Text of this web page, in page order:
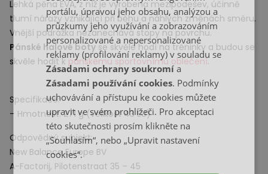
Lehká pěnaEVA, z níž je vyrobena mezipodešev, účinně
tlumí nárazy vznikající při běhu a náhlých změnách směru.
Vnější podrážka nezanechává stopy na povrchu.
Pánské halové botyse skvěle hodí na tréninky a budou se
skvěle hodit kpánskému sportovnímu oblečení.
Specifikace:
– Hmotnost: 271 g (velikost 43 EU)
Odpovědný subjekt:
New Balance Europe BV
A-Factorij, Pilotenstraat 35 – 45
portálu, úpravou jeho obsahu, analýzou a
průzkumy jeho využívání a zobrazováním
personalizované a nepersonalizované
reklamy (profilování reklamy) v souladu se
Zásadami ochrany soukromí a
Zásadami používání cookies. Podmínky
uchovávání a přístupu ke cookies můžete
upravit ve svém prohlížeči. Pro akceptaci
této skutečnosti prosím klikněte na
„Souhlasím“, nebo „Upravit nastavení
cookies“.